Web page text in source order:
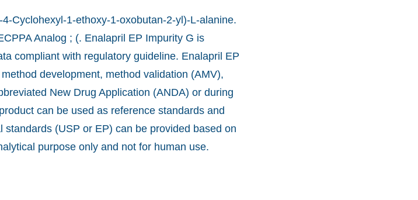
Cyclohexyl-1-ethoxy-1-oxobutan-2-yl)-L-alanine.
Analog ; (. Enalapril EP Impurity G is
compliant with regulatory guideline. Enalapril EP
development, method validation (AMV),
New Drug Application (ANDA) or during
can be used as reference standards and
(USP or EP) can be provided based on
purpose only and not for human use.